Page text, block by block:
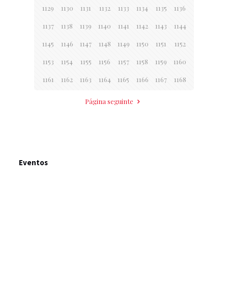
1129 1130 1131 1132 1133 1134 1135 1136
1137 1138 1139 1140 1141 1142 1143 1144
1145 1146 1147 1148 1149 1150 1151 1152
1153 1154 1155 1156 1157 1158 1159 1160
1161 1162 1163 1164 1165 1166 1167 1168
Página seguinte
Eventos